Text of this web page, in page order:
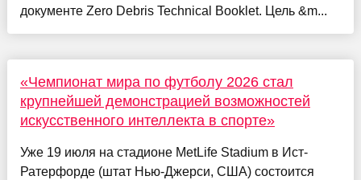
документе Zero Debris Technical Booklet. Цель &m...
«Чемпионат мира по футболу 2026 стал
крупнейшей демонстрацией возможностей
искусственного интеллекта в спорте»
Уже 19 июля на стадионе MetLife Stadium в Ист-
Ратерфорде (штат Нью-Джерси, США) состоится